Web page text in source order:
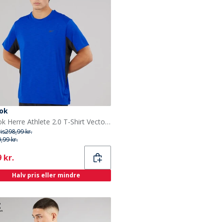
Reebok Herre Athlete 2.0 T-Shirt Vector Blue
298,99 kr.
kr.
kr.
Halv pris eller mindre